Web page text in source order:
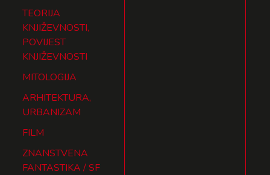
TEORIJA
KNJIŽEVNOSTI,
POVIJEST
KNJIŽEVNOSTI
MITOLOGIJA
ARHITEKTURA,
URBANIZAM
FILM
ZNANSTVENA
FANTASTIKA / SF